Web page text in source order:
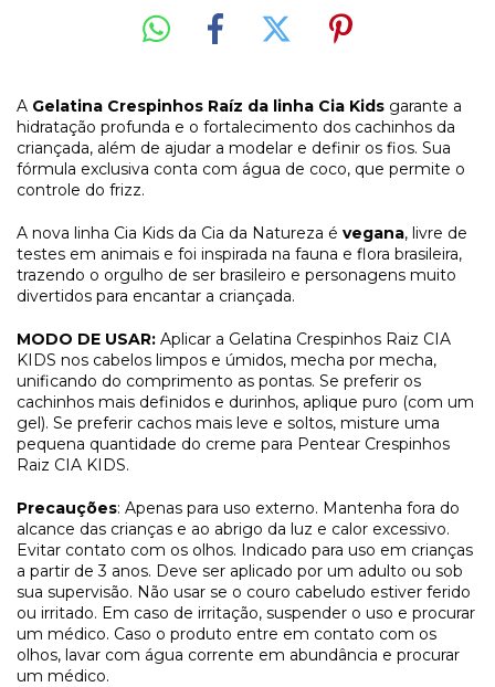
A Gelatina Crespinhos Raíz da linha Cia Kids garante a
hidratação profunda e o fortalecimento dos cachinhos da
criançada, além de ajudar a modelar e definir os fios. Sua
fórmula exclusiva conta com água de coco, que permite o
controle do frizz.
A nova linha Cia Kids da Cia da Natureza é vegana, livre de
testes em animais e foi inspirada na fauna e flora brasileira,
trazendo o orgulho de ser brasileiro e personagens muito
divertidos para encantar a criançada.
MODO DE USAR: Aplicar a Gelatina Crespinhos Raiz CIA
KIDS nos cabelos limpos e úmidos, mecha por mecha,
unificando do comprimento as pontas. Se preferir os
cachinhos mais definidos e durinhos, aplique puro (com um
gel). Se preferir cachos mais leve e soltos, misture uma
pequena quantidade do creme para Pentear Crespinhos
Raiz CIA KIDS.
Precauções: Apenas para uso externo. Mantenha fora do
alcance das crianças e ao abrigo da luz e calor excessivo.
Evitar contato com os olhos. Indicado para uso em crianças
a partir de 3 anos. Deve ser aplicado por um adulto ou sob
sua supervisão. Não usar se o couro cabeludo estiver ferido
ou irritado. Em caso de irritação, suspender o uso e procurar
um médico. Caso o produto entre em contato com os
olhos, lavar com água corrente em abundância e procurar
um médico.